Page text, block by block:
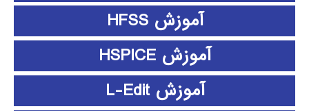
آموزش HFSS
آموزش HSPICE
آموزش L-Edit